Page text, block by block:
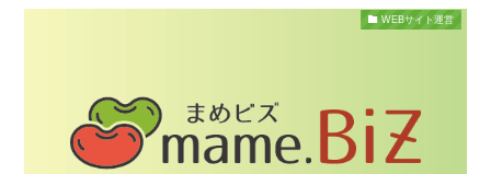
WEBサイト運営